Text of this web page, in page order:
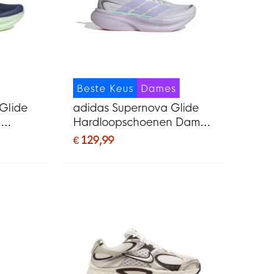
Beste Keus Dames
adidas Supernova Glide
Hardloopschoenen Dames
Zilvergrijs Paars Mintgroen
€ 129,99